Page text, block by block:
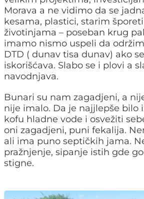
Morava a ne vidimo da se
kesama, plastici, starim
životinjama – poseban krug
imamo nismo uspeli da
DTD ( dunav tisa dunav) ako
iskorišćava. Slabo se i plovi a
navodnjava.
Bunari su nam zagadjeni, a
nije imalo. Da je najjlepše bilo
kofu hladne vode i osvežiti
oni zagadjeni, puni fekalija.
ali ima puno septičkih jama.
pražnjenje, sipanje istih gde
stigne.